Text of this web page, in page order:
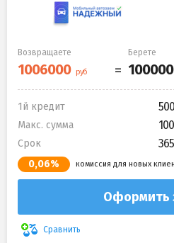
Возвращаете Берете
1й кредит
Макс. сумма
Срок
0,06% комиссия для новых
Оформить
Сравнить